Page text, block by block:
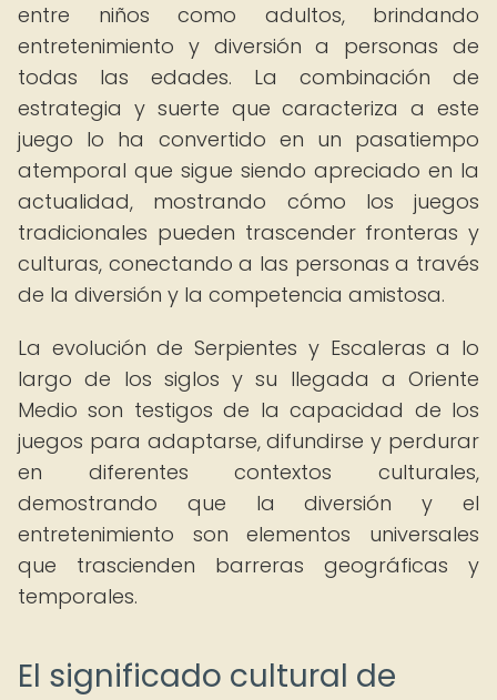
entre niños como adultos, brindando
entretenimiento y diversión a personas de
todas las edades. La combinación de
estrategia y suerte que caracteriza a este
juego lo ha convertido en un pasatiempo
atemporal que sigue siendo apreciado en la
actualidad, mostrando cómo los juegos
tradicionales pueden trascender fronteras y
culturas, conectando a las personas a través
de la diversión y la competencia amistosa.
La evolución de Serpientes y Escaleras a lo
largo de los siglos y su llegada a Oriente
Medio son testigos de la capacidad de los
juegos para adaptarse, difundirse y perdurar
en diferentes contextos culturales,
demostrando que la diversión y el
entretenimiento son elementos universales
que trascienden barreras geográficas y
temporales.
El significado cultural de